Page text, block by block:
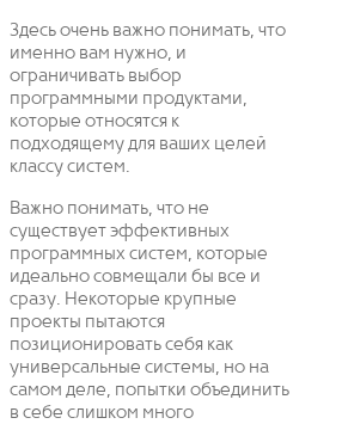
Здесь очень важно понимать, что
именно вам нужно, и
ограничивать выбор
программными продуктами,
которые относятся к
подходящему для ваших целей
классу систем.
Важно понимать, что не
существует эффективных
программных систем, которые
идеально совмещали бы все и
сразу. Некоторые крупные
проекты пытаются
позиционировать себя как
универсальные системы, но на
самом деле, попытки объединить
в себе слишком много